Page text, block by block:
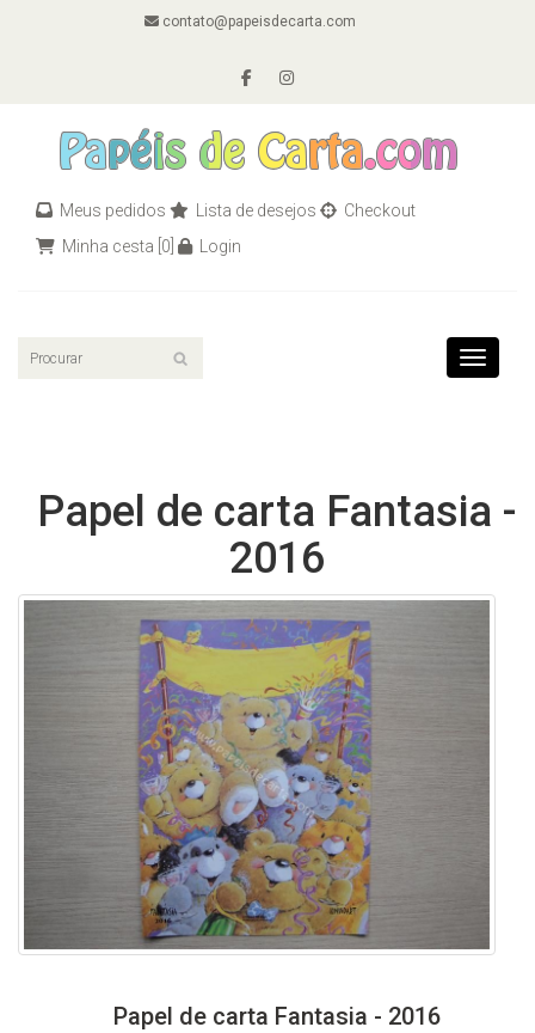
contato@papeisdecarta.com
Meus pedidos Lista de desejos
Checkout
Minha cesta [0] Login
Toggle
Papel de carta Fantasia -
2016
Papel de carta Fantasia - 2016